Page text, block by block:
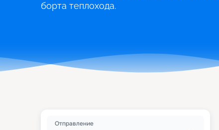
борта теплохода.
Отправление